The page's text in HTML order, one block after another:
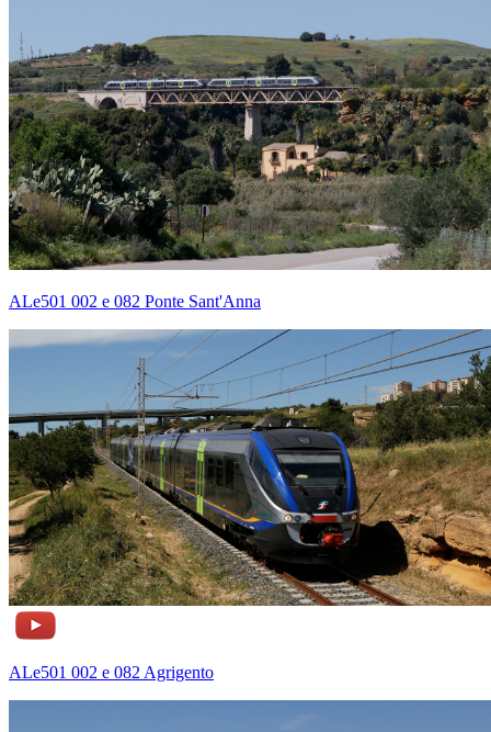
ALe501 002 e 082 Ponte Sant'Anna
ALe501 002 e 082 Agrigento